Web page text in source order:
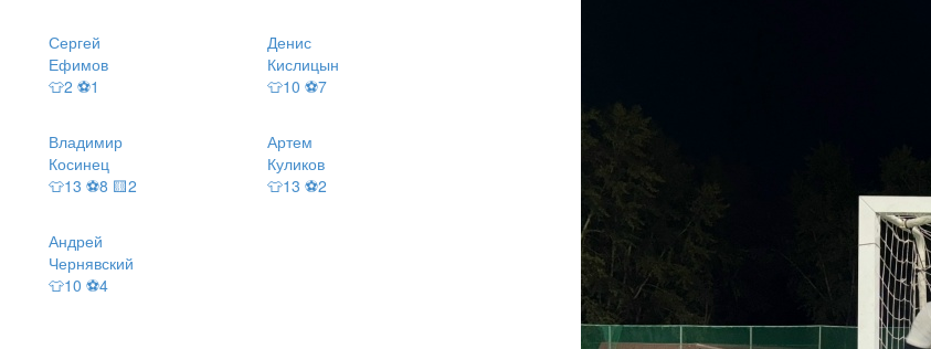
Сергей
Ефимов
👕2 ⚽1
Денис
Кислицын
👕10 ⚽7
Владимир
Косинец
👕13 ⚽8 🟨2
Артем
Куликов
👕13 ⚽2
Андрей
Чернявский
👕10 ⚽4